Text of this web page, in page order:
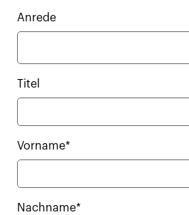
Anrede
Titel
Vorname*
Nachname*